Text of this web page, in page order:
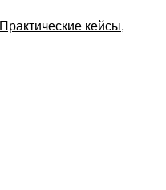
Практические кейсы,